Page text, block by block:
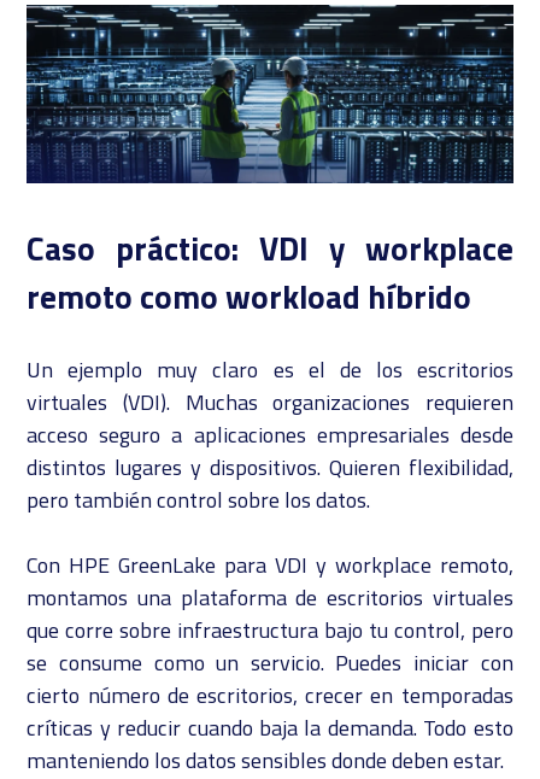
Caso práctico: VDI y workplace
remoto como workload híbrido
Un ejemplo muy claro es el de los escritorios
virtuales (VDI). Muchas organizaciones requieren
acceso seguro a aplicaciones empresariales desde
distintos lugares y dispositivos. Quieren flexibilidad,
pero también control sobre los datos.
Con HPE GreenLake para VDI y workplace remoto,
montamos una plataforma de escritorios virtuales
que corre sobre infraestructura bajo tu control, pero
se consume como un servicio. Puedes iniciar con
cierto número de escritorios, crecer en temporadas
críticas y reducir cuando baja la demanda. Todo esto
manteniendo los datos sensibles donde deben estar.